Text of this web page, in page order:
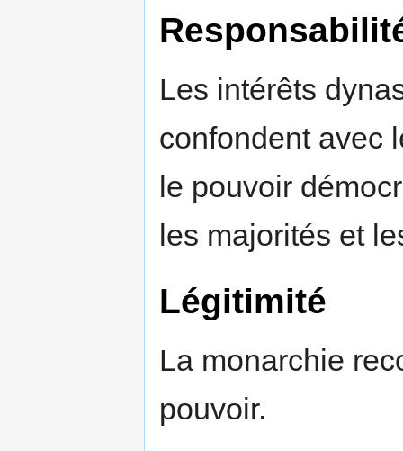
Les intérêts
confondent avec
le pouvoir
les majorités et
Légitimité
La monarchie
pouvoir.